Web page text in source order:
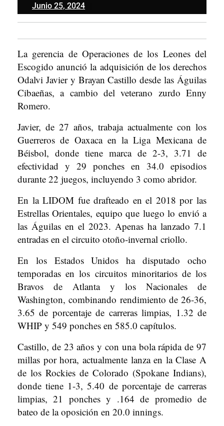
Junio 25, 2024Junio
25,
La gerencia de Operaciones de los Leones del
Escogido anunció la adquisición de los derechos
Odalvi Javier y Brayan Castillo desde las Águilas
Cibaeñas, a cambio del veterano zurdo Enny
Romero.
Javier, de 27 años, trabaja actualmente con los
Guerreros de Oaxaca en la Liga Mexicana de
Béisbol, donde tiene marca de 2-3, 3.71 de
efectividad y 29 ponches en 34.0 episodios
durante 22 juegos, incluyendo 3 como abridor.
En la LIDOM fue drafteado en el 2018 por las
Estrellas Orientales, equipo que luego lo envió a
las Águilas en el 2023. Apenas ha lanzado 7.1
entradas en el circuito otoño-invernal criollo.
En los Estados Unidos ha disputado ocho
temporadas en los circuitos minoritarios de los
Bravos de Atlanta y los Nacionales de
Washington, combinando rendimiento de 26-36,
3.65 de porcentaje de carreras limpias, 1.32 de
WHIP y 549 ponches en 585.0 capítulos.
Castillo, de 23 años y con una bola rápida de 97
millas por hora, actualmente lanza en la Clase A
de los Rockies de Colorado (Spokane Indians),
donde tiene 1-3, 5.40 de porcentaje de carreras
limpias, 21 ponches y .164 de promedio de
bateo de la oposición en 20.0 innings.